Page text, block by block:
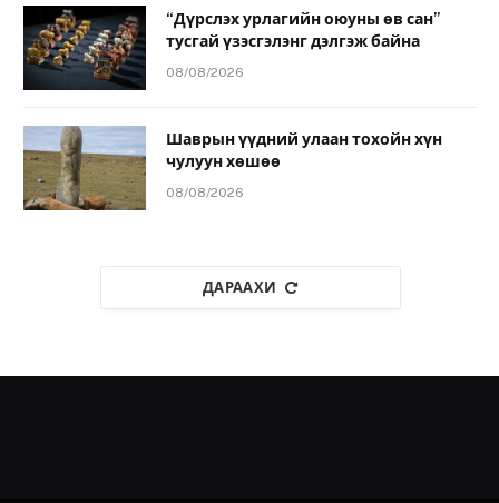
“Дүрслэх урлагийн оюуны өв сан”
тусгай үзэсгэлэнг дэлгэж байна
08/08/2026
Шаврын үүдний улаан тохойн хүн
чулуун хөшөө
08/08/2026
ДАРААХИ